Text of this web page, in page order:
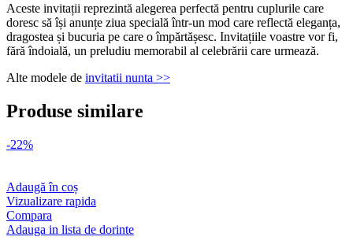
Aceste invitații reprezintă alegerea perfectă pentru cuplurile care
doresc să își anunțe ziua specială într-un mod care reflectă eleganța,
dragostea și bucuria pe care o împărtășesc. Invitațiile voastre vor fi,
fără îndoială, un preludiu memorabil al celebrării care urmează.
Alte modele de invitatii nunta >>
Produse similare
-22%
Adaugă în coș
Vizualizare rapida
Compara
Adauga in lista de dorinte